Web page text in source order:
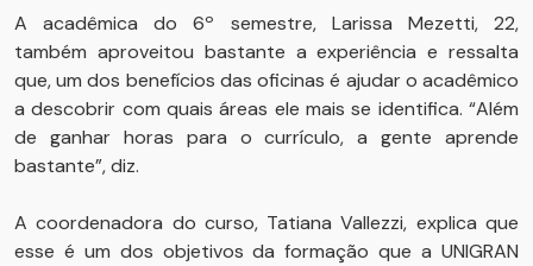
A acadêmica do 6º semestre, Larissa Mezetti, 22,
também aproveitou bastante a experiência e ressalta
que, um dos benefícios das oficinas é ajudar o acadêmico
a descobrir com quais áreas ele mais se identifica. “Além
de ganhar horas para o currículo, a gente aprende
bastante”, diz.
A coordenadora do curso, Tatiana Vallezzi, explica que
esse é um dos objetivos da formação que a UNIGRAN